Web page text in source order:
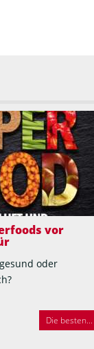
vor
oder
Die besten...